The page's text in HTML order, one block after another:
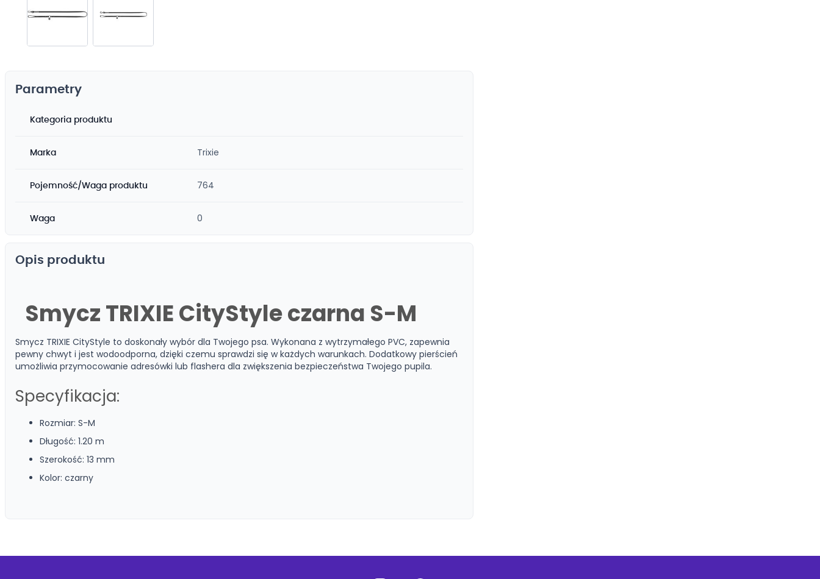
początek
Parametry
Kategoria produktu
Marka Trixie
Pojemność/Waga produktu 764
Waga 0
Opis produktu
Smycz TRIXIE CityStyle czarna S-M
Smycz TRIXIE CityStyle to doskonały wybór dla Twojego psa. Wykonana z wytrzymałego PVC, zapewnia
pewny chwyt i jest wodoodporna, dzięki czemu sprawdzi się w każdych warunkach. Dodatkowy pierścień
umożliwia przymocowanie adresówki lub flashera dla zwiększenia bezpieczeństwa Twojego pupila.
Specyfikacja:
Rozmiar: S-M
Długość: 1.20 m
Szerokość: 13 mm
Kolor: czarny